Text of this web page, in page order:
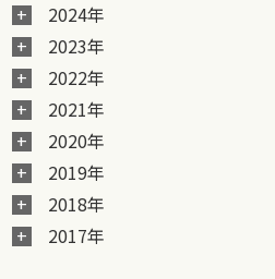
2024年
2023年
2022年
2021年
2020年
2019年
2018年
2017年